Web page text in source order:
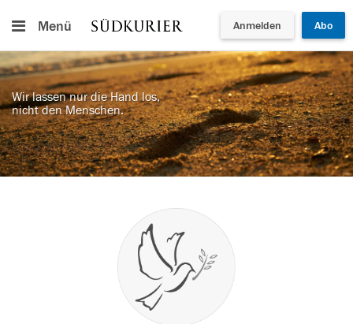
Menü Anmelden Abo
Wir lassen nur die Hand los,
nicht den Menschen.